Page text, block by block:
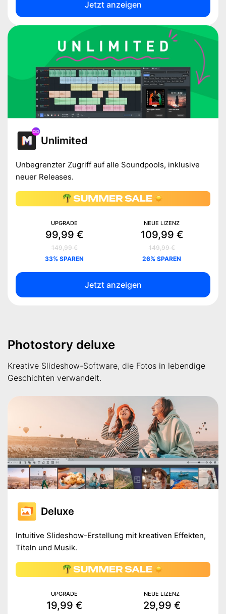
Jetzt anzeigen
Unlimited
Unbegrenzter Zugriff auf alle Soundpools, inklusive
neuer Releases.
UPGRADE
99,99 €
149,99 €
33% SPAREN
NEUE LIZENZ
109,99 €
149,99 €
26% SPAREN
Jetzt anzeigen
Photostory deluxe
Kreative Slideshow-Software, die Fotos in lebendige
Geschichten verwandelt.
Deluxe
Intuitive Slideshow-Erstellung mit kreativen Effekten,
Titeln und Musik.
UPGRADE
19,99 €
NEUE LIZENZ
29,99 €